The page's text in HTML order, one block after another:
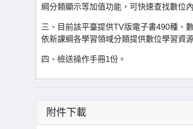
綱分類顯示等加值功能，可快速查找數位
三、目前該平臺提供TV版電子書490種、
依新課綱各學習領域分類提供數位學習資
四、檢送操作手冊1份。
附件下載